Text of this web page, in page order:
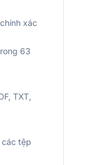
xác
63
TXT,
tệp